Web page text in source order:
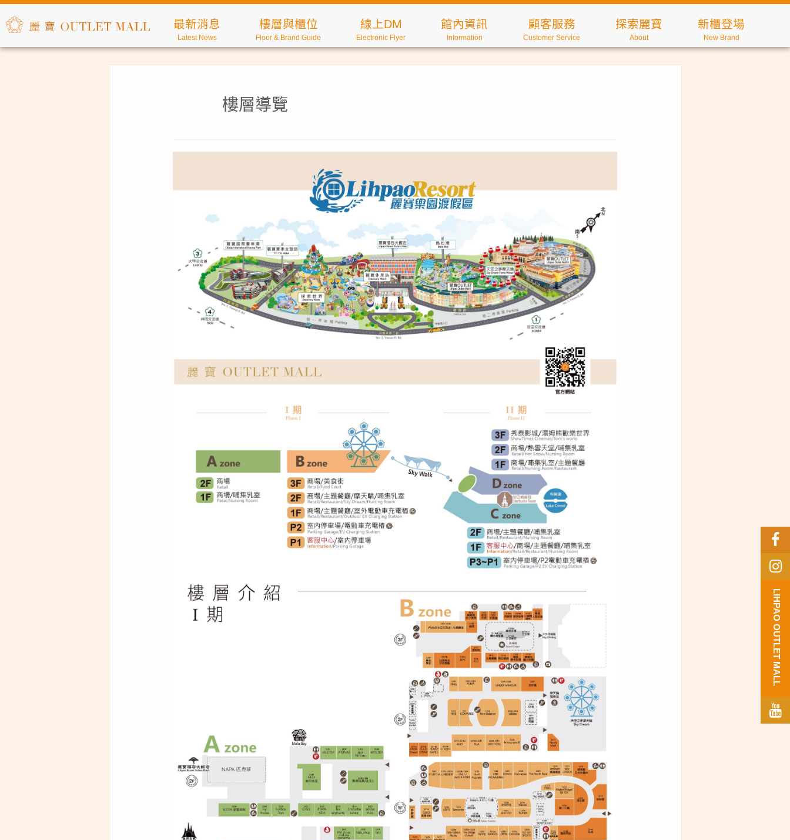
最新消息
Latest News
樓層與櫃位
Floor & Brand Guide
線上DM
Electronic Flyer
館內資訊
Information
顧客服務
Customer Service
探索麗寶
About
新櫃登場
New Brand
LIHPAO OUTLET MALL
樓層導覽